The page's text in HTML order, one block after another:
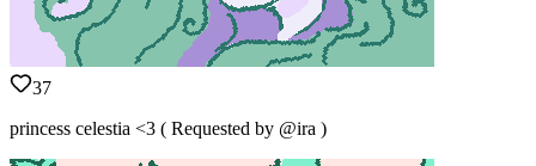
37
princess celestia <3 ( Requested by @ira )